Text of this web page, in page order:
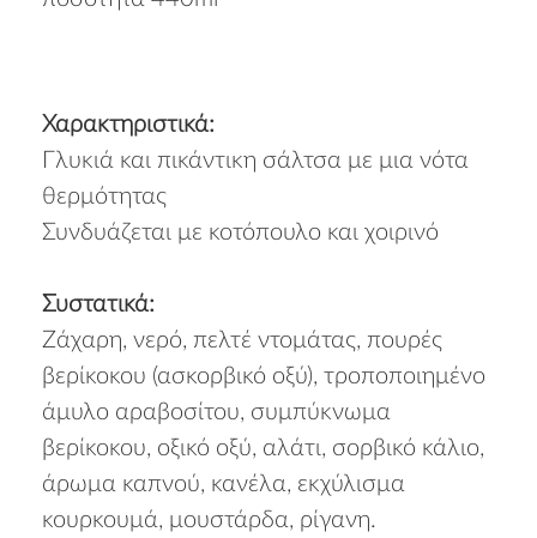
Χαρακτηριστικά:
Γλυκιά και πικάντικη σάλτσα με μια νότα
θερμότητας
Συνδυάζεται με κοτόπουλο και χοιρινό
Συστατικά:
Ζάχαρη, νερό, πελτέ ντομάτας, πουρές
βερίκοκου (ασκορβικό οξύ), τροποποιημένο
άμυλο αραβοσίτου, συμπύκνωμα
βερίκοκου, οξικό οξύ, αλάτι, σορβικό κάλιο,
άρωμα καπνού, κανέλα, εκχύλισμα
κουρκουμά, μουστάρδα, ρίγανη.